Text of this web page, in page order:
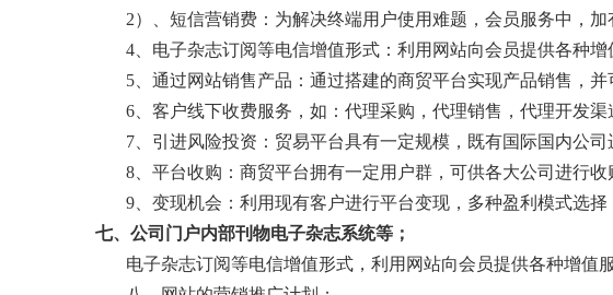
2）、短信营销费：为解决终端用户使用难题，会员服务中，
4、电子杂志订阅等电信增值形式：利用网站向会员提供各种增
5、通过网站销售产品：通过搭建的商贸平台实现产品销售，并
6、客户线下收费服务，如：代理采购，代理销售，代理开发渠
7、引进风险投资：贸易平台具有一定规模，既有国际国内公
8、平台收购：商贸平台拥有一定用户群，可供各大公司进行收
9、变现机会：利用现有客户进行平台变现，多种盈利模式选择
七、公司门户内部刊物电子杂志系统等；
电子杂志订阅等电信增值形式，利用网站向会员提供各种增值服